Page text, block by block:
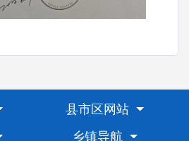
县市区网站
乡镇导航